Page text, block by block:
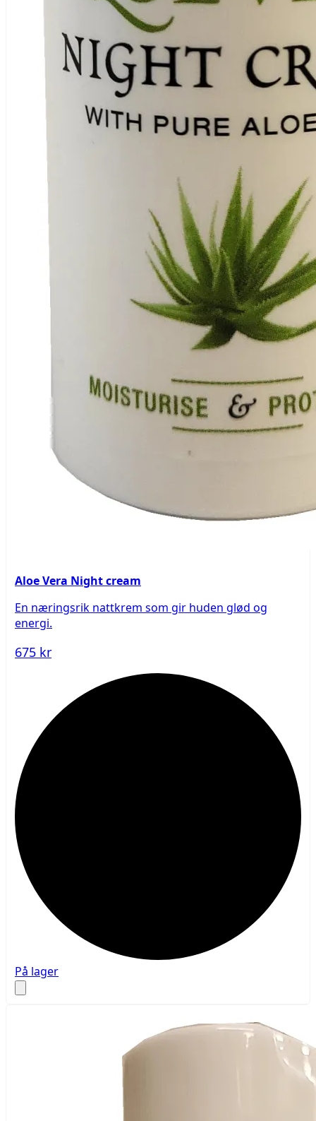
Aloe Vera Night cream
En næringsrik nattkrem som gir huden glød og
energi.
675 kr
På lager